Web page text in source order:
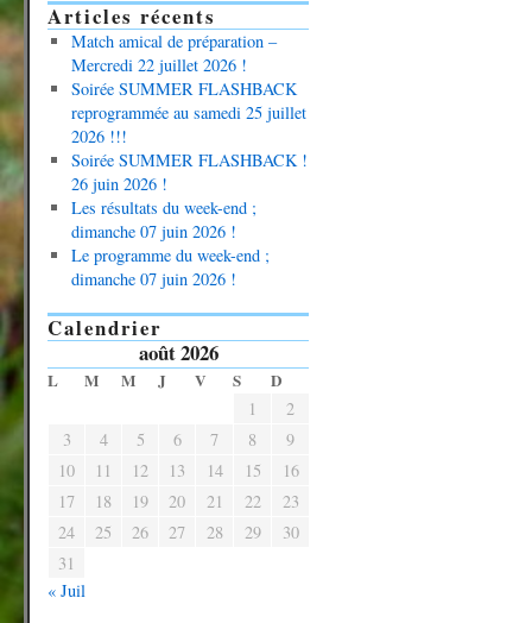
Articles récents
Match amical de préparation –
Mercredi 22 juillet 2026 !
Soirée SUMMER FLASHBACK
reprogrammée au samedi 25 juillet
2026 !!!
Soirée SUMMER FLASHBACK !
26 juin 2026 !
Les résultats du week-end ;
dimanche 07 juin 2026 !
Le programme du week-end ;
dimanche 07 juin 2026 !
Calendrier
août 2026
L M M J V S D
1
2
3
4 5 6 7 8
9
10
11 12 13 14 15
16
17
18 19 20 21 22
23
24
25 26 27 28 29
30
31
« Juil